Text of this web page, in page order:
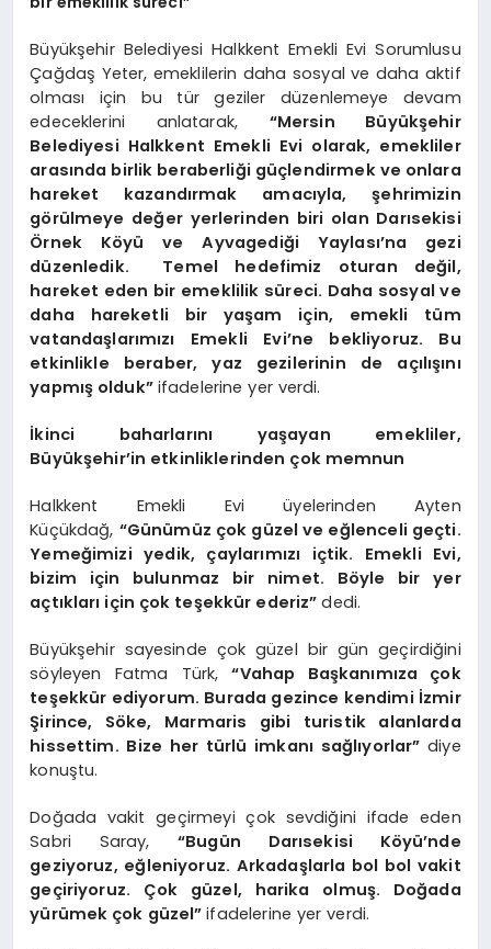
Büyükşehir Belediyesi Halkkent Emekli Evi Sorumlusu
Çağdaş Yeter, emeklilerin daha sosyal ve daha aktif
olması için bu tür geziler düzenlemeye devam
edeceklerini anlatarak, “Mersin Büyükşehir
Belediyesi Halkkent Emekli Evi olarak, emekliler
arasında birlik beraberliği güçlendirmek ve onlara
hareket kazandırmak amacıyla, şehrimizin
görülmeye değer yerlerinden biri olan Darısekisi
Örnek Köyü ve Ayvagediği Yaylası’na gezi
düzenledik. Temel hedefimiz oturan değil,
hareket eden bir emeklilik süreci. Daha sosyal ve
daha hareketli bir yaşam için, emekli tüm
vatandaşlarımızı Emekli Evi’ne bekliyoruz. Bu
etkinlikle beraber, yaz gezilerinin de açılışını
yapmış olduk” ifadelerine yer verdi.
İkinci baharlarını yaşayan emekliler,
Büyükşehir’in etkinliklerinden çok memnun
Halkkent Emekli Evi üyelerinden Ayten
Küçükdağ, “Günümüz çok güzel ve eğlenceli geçti.
Yemeğimizi yedik, çaylarımızı içtik. Emekli Evi,
bizim için bulunmaz bir nimet. Böyle bir yer
açtıkları için çok teşekkür ederiz”dedi.
Büyükşehir sayesinde çok güzel bir gün geçirdiğini
söyleyen Fatma Türk,“Vahap Başkanımıza çok
teşekkür ediyorum. Burada gezince kendimi İzmir
Şirince, Söke, Marmaris gibi turistik alanlarda
hissettim. Bize her türlü imkanı sağlıyorlar”diye
konuştu.
Doğada vakit geçirmeyi çok sevdiğini ifade eden
Sabri Saray,“Bugün Darısekisi Köyü’nde
geziyoruz, eğleniyoruz. Arkadaşlarla bol bol vakit
geçiriyoruz. Çok güzel, harika olmuş. Doğada
yürümek çok güzel”ifadelerine yer verdi.